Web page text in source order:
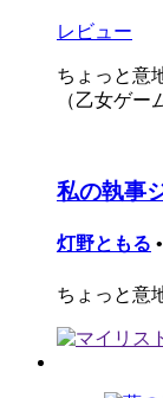
レビュー
ちょっと意
（乙女ゲー
私の執事
灯野ともる •
ちょっと意